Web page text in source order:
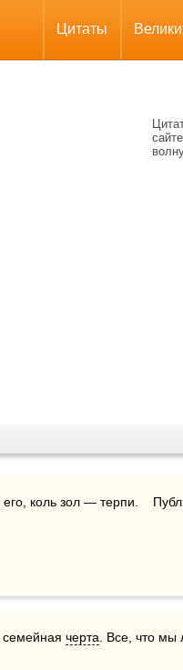
Цитаты
его, коль зол — терпи.
семейная черта . Все, что